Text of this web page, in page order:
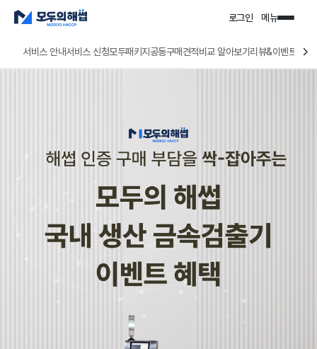
로그인 메뉴
서비스 안내서비스 신청모두패키지 공동구매바로매칭 알아보기 리뷰&이벤트